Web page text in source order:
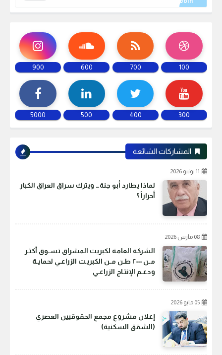
100
700
600
900
300
400
500
5000
المشاركات الشائعة
11 يونيو 2026
لماذا يطارد أبو جنة… ويترك سراق العراق الكبار
أحراراً ؟
08 مارس 2026
الشركة العامة لكبريت المشراق تسـوق أكثـر
مـن ٢٠٠٠ طـن مـن الكبريـت الزراعـي لحمايـة
ودعـم الإنتـاج الزراعـي
05 مايو 2026
إعلان مشروع مجمع الحقوقيين العصري
(الشقق السكنية)